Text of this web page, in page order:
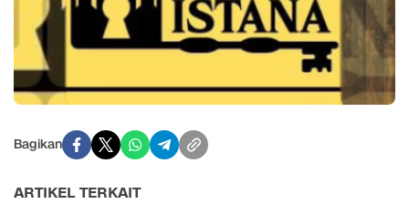
Bagikan
ARTIKEL TERKAIT